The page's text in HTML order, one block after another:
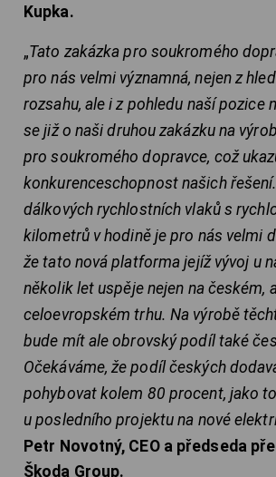
Kupka.
„Tato zakázka pro soukromého
pro nás velmi významná, nejen z
rozsahu, ale i z pohledu naší pozice
se již o naši druhou zakázku na
pro soukromého dopravce, což
konkurenceschopnost našich
dálkových rychlostních vlaků s
kilometrů v hodině je pro nás velmi
že tato nová platforma jejíž vývoj u
několik let uspěje nejen na českém,
celoevropském trhu. Na výrobě
bude mít ale obrovský podíl také
Očekáváme, že podíl českých
pohybovat kolem 80 procent, jako
u posledního projektu na nové
Petr Novotný, CEO a předseda
Škoda Group.